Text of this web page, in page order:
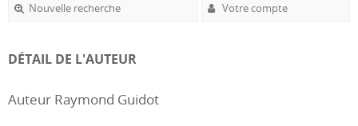
Nouvelle recherche Votre compte
DÉTAIL DE L'AUTEUR
Auteur Raymond Guidot